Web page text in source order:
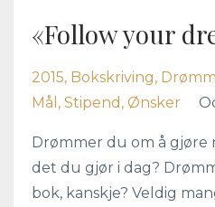
«Follow your
2015 Bokskriving
Mål
Stipend Ønsker
Drømmer du om å gjøre
det du gjør i dag?
bok, kanskje? Veldig